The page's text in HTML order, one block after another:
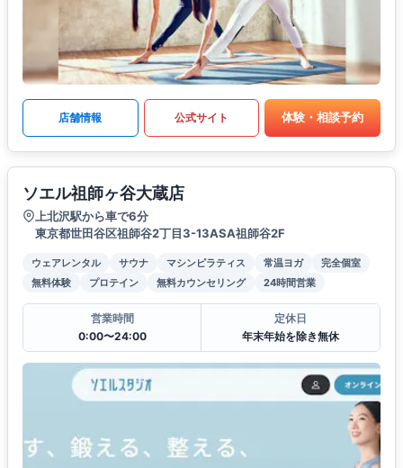
店舗情報 公式サイト 体験・相談予約
ソエル祖師ヶ谷大蔵店
上北沢駅から車で6分
東京都世田谷区祖師谷2丁目3-13ASA祖師谷2F
ウェアレンタル サウナ マシンピラティス 常温ヨガ
完全個室
無料体験
プロテイン 無料カウンセリング 24時間営業
営業時間
0:00〜24:00
定休日
年末年始を除き無休